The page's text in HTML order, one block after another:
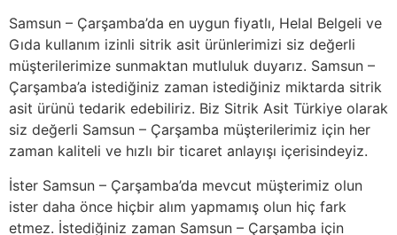
Samsun – Çarşamba’da en uygun fiyatlı, Helal Belgeli ve
Gıda kullanım izinli sitrik asit ürünlerimizi siz değerli
müşterilerimize sunmaktan mutluluk duyarız. Samsun –
Çarşamba’a istediğiniz zaman istediğiniz miktarda sitrik
asit ürünü tedarik edebiliriz. Biz Sitrik Asit Türkiye olarak
siz değerli Samsun – Çarşamba müşterilerimiz için her
zaman kaliteli ve hızlı bir ticaret anlayışı içerisindeyiz.
İster Samsun – Çarşamba’da mevcut müşterimiz olun
ister daha önce hiçbir alım yapmamış olun hiç fark
etmez. İstediğiniz zaman Samsun – Çarşamba için